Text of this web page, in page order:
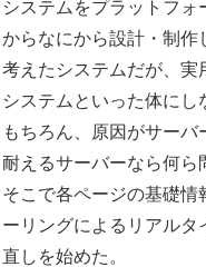
システムをプラットフ
からなにから設計・制作
考えたシステムだが、実
システムといった体にし
もちろん、原因がサーバ
耐えるサーバーなら何ら
そこで各ページの基礎情
ーリングによるリアルタ
直しを始めた。